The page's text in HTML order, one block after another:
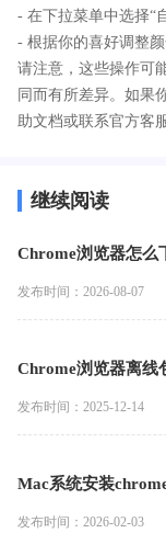
- 在下拉菜单中选择“
- 根据你的喜好调整
请注意，这些操作可
同而有所差异。如果
助文档或联系官方客
继续阅读
Chrome浏览器怎么
发布时间：2026-08-07
Chrome浏览器离线
发布时间：2025-12-14
Mac系统安装
发布时间：2026-02-03